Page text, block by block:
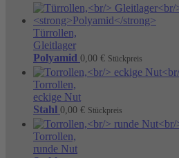
Türrollen,
Gleitlager
Polyamid 0,00 € Stückpreis
Torrollen,
eckige Nut
Stahl 0,00 € Stückpreis
Torrollen,
runde Nut